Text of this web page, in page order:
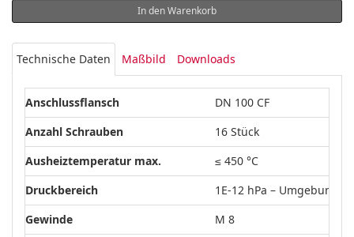
In den Warenkorb
Technische Daten Maßbild Downloads
Anschlussflansch
DN 100 CF
Anzahl Schrauben
16 Stück
Ausheiztemperatur max.
≤ 450 °C
Druckbereich
1E-12 hPa –
Gewinde
M 8